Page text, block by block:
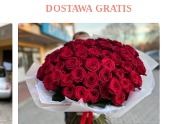
DOSTAWA GRATIS